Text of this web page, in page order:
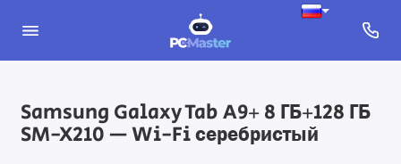
Samsung Galaxy Tab A9+ 8 ГБ+128 ГБ
SM-X210 — Wi-Fi серебристый